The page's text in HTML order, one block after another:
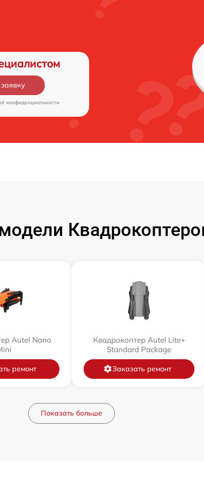
конфиденциальности
Autel Nano
ремонт
Квадрокоптер Autel Lite+
Standard Package
Заказать ремонт
Показать больше